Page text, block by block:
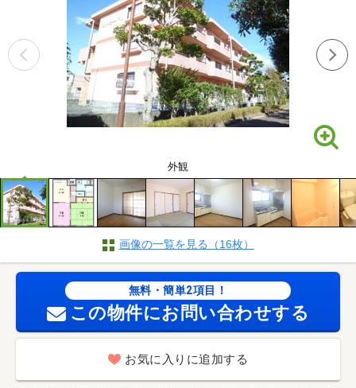
外観
画像の一覧を見る（16枚）
無料・簡単2項目！
この物件にお問い合わせする
お気に入りに追加する